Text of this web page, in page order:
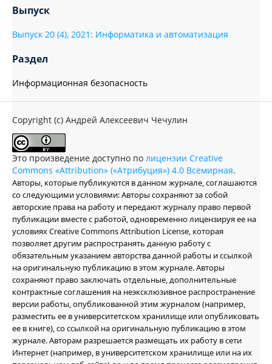
Выпуск
Выпуск 20 (4), 2021: Информатика и автоматизация
Раздел
Информационная безопасность
Copyright (c) Андрей Алексеевич Чечулин
Это произведение доступно по лицензии Creative
Commons «Attribution» («Атрибуция») 4.0 Всемирная.
Авторы, которые публикуются в данном журнале, соглашаются
со следующими условиями: Авторы сохраняют за собой
авторские права на работу и передают журналу право первой
публикации вместе с работой, одновременно лицензируя ее на
условиях Creative Commons Attribution License, которая
позволяет другим распространять данную работу с
обязательным указанием авторства данной работы и ссылкой
на оригинальную публикацию в этом журнале. Авторы
сохраняют право заключать отдельные, дополнительные
контрактные соглашения на неэксклюзивное распространение
версии работы, опубликованной этим журналом (например,
разместить ее в университетском хранилище или опубликовать
ее в книге), со ссылкой на оригинальную публикацию в этом
журнале. Авторам разрешается размещать их работу в сети
Интернет (например, в университетском хранилище или на их